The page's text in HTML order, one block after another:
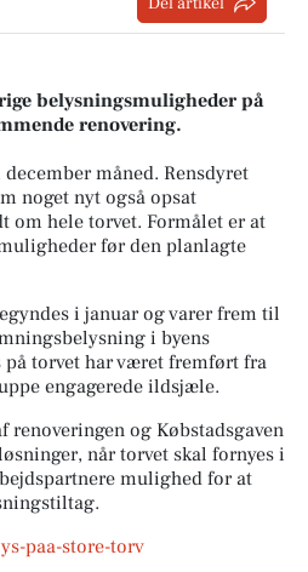
belysningsmuligheder på
renovering.
måned. Rensdyret
noget nyt også opsat
om hele torvet. Formålet er at
før den planlagte
i januar og varer frem til
i byens
torvet har været fremført fra
engagerede ildsjæle.
og Købstadsgaven
når torvet skal fornyes i
mulighed for at
paa-store-torv